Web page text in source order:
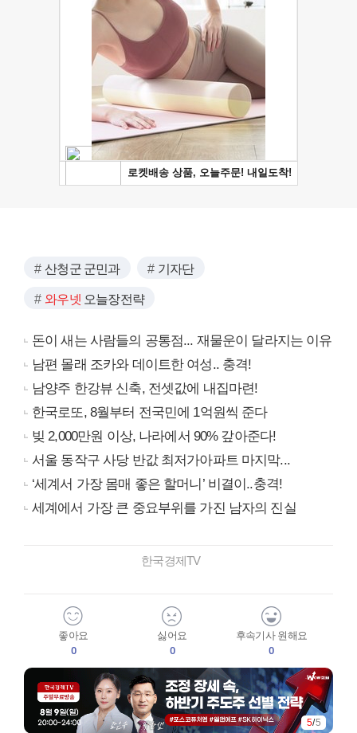
산청군 군민과 기자단
와우넷 오늘장전략
돈이 새는 사람들의 공통점... 재물운이 달라지는 이유
남편 몰래 조카와 데이트한 여성.. 충격!
남양주 한강뷰 신축, 전셋값에 내집마련!
한국로또, 8월부터 전국민에 1억원씩 준다
빚 2,000만원 이상, 나라에서 90% 갚아준다!
서울 동작구 사당 반값 최저가아파트 마지막...
‘세계서 가장 몸매 좋은 할머니’ 비결이..충격!
세계에서 가장 큰 중요부위를 가진 남자의 진실
한국경제TV
좋아요
0
싫어요
0
후속기사 원해요
0
5/5